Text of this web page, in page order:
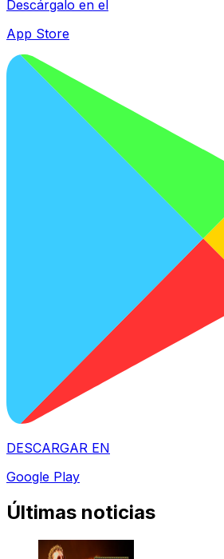
Descárgalo en el
App Store
DESCARGAR EN
Google Play
Últimas noticias